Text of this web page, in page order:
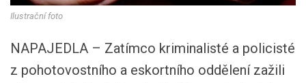
Ilustrační foto
NAPAJEDLA – Zatímco kriminalisté a policisté
z pohotovostního a eskortního oddělení zažili